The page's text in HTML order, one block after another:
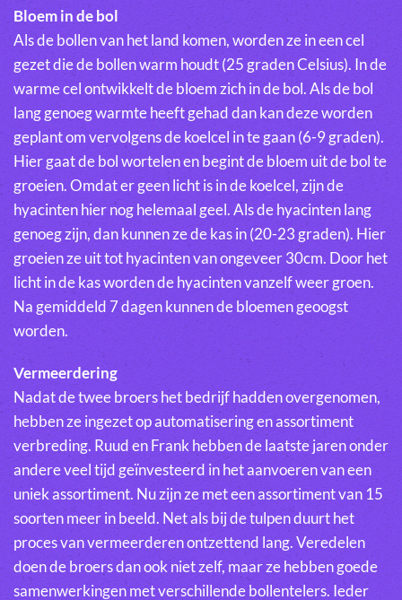
Bloem in de bol
Als de bollen van het land komen, worden ze in een cel
gezet die de bollen warm houdt (25 graden Celsius). In de
warme cel ontwikkelt de bloem zich in de bol. Als de bol
lang genoeg warmte heeft gehad dan kan deze worden
geplant om vervolgens de koelcel in te gaan (6-9 graden).
Hier gaat de bol wortelen en begint de bloem uit de bol te
groeien. Omdat er geen licht is in de koelcel, zijn de
hyacinten hier nog helemaal geel. Als de hyacinten lang
genoeg zijn, dan kunnen ze de kas in (20-23 graden). Hier
groeien ze uit tot hyacinten van ongeveer 30cm. Door het
licht in de kas worden de hyacinten vanzelf weer groen.
Na gemiddeld 7 dagen kunnen de bloemen geoogst
worden.
Vermeerdering
Nadat de twee broers het bedrijf hadden overgenomen,
hebben ze ingezet op automatisering en assortiment
verbreding. Ruud en Frank hebben de laatste jaren onder
andere veel tijd geïnvesteerd in het aanvoeren van een
uniek assortiment. Nu zijn ze met een assortiment van 15
soorten meer in beeld. Net als bij de tulpen duurt het
proces van vermeerderen ontzettend lang. Veredelen
doen de broers dan ook niet zelf, maar ze hebben goede
samenwerkingen met verschillende bollentelers. Ieder